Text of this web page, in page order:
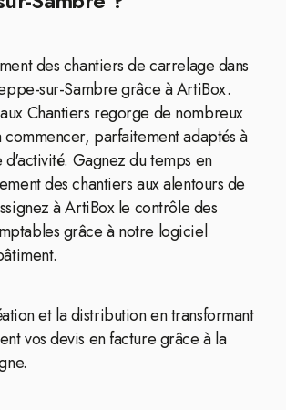
des chantiers de carrelage dans
sur-Sambre grâce à ArtiBox.
Chantiers regorge de nombreux
parfaitement adaptés à
Gagnez du temps en
des chantiers aux alentours de
à ArtiBox le contrôle des
grâce à notre logiciel
et la distribution en transformant
vos devis en facture grâce à la